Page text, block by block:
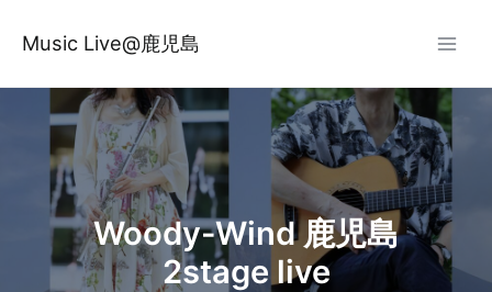
ス
Music Live@鹿児島
Woody-Wind 鹿児島
2stage live